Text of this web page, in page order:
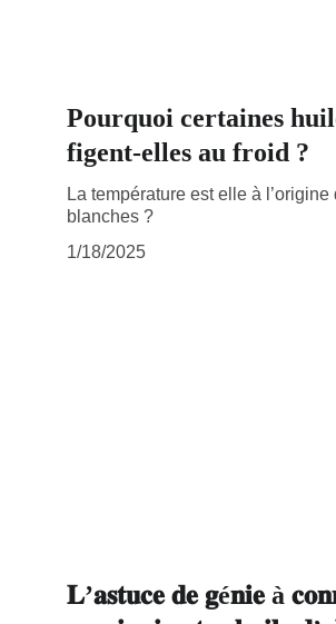
Pourquoi certaines
figent-elles au froid ?
La température est elle à
blanches ?
1/18/2025
𝐋’𝐚𝐬𝐭𝐮𝐜𝐞 𝐝𝐞 𝐠é𝐧𝐢𝐞 à